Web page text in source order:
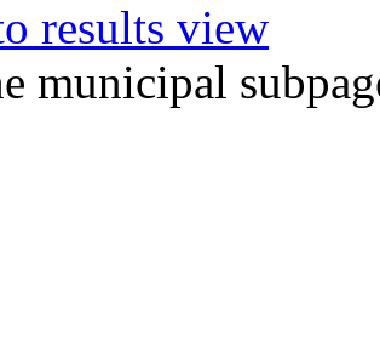
results view
municipal